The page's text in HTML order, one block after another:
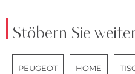
Stöbern Sie
PEUGEOT HOME